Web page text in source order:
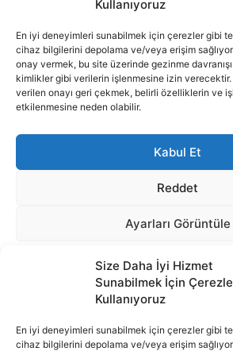
Size Daha İyi Hizmet
Sunabilmek İçin
Kullanıyoruz
En iyi deneyimleri sunabilmek için çerezler gibi
cihaz bilgilerini depolama ve/veya erişim